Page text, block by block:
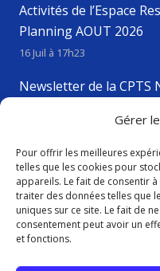
Gérer
Pour offrir les meilleures
telles que les cookies pour
appareils. Le fait de consentir
traiter des données telles que
uniques sur ce site. Le fait de
consentement peut avoir un
et fonctions.
Activités de l’Espace
Planning AOUT 2026
16 Juil à 17h23
Newsletter de la CPTS
VIGILANCE CANICULE
Contact
619, rue St Vaast,